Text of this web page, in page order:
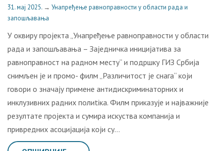
31. мај 2025. → Унапређење равноправности у области рада и
запошљавања
У оквиру пројекта „Унапређење равноправности у области
рада и запошљавања – Заједничка иницијатива за
равноправност на радном месту“ и подршку ГИЗ Србија
снимљен је и промо- филм „Различитост је снага“ који
говори о значају примене антидискриминаторних и
инклузивних радних полиtiка. Филм приказује и најважније
резултате пројекта и сумира искуства компанија и
привредних асоцијација који су…